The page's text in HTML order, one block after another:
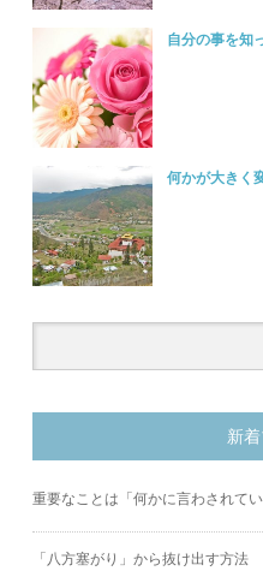
自分の事を知
何かが大きく
新
重要なことは「何かに言わされて
「八方塞がり」から抜け出す方法